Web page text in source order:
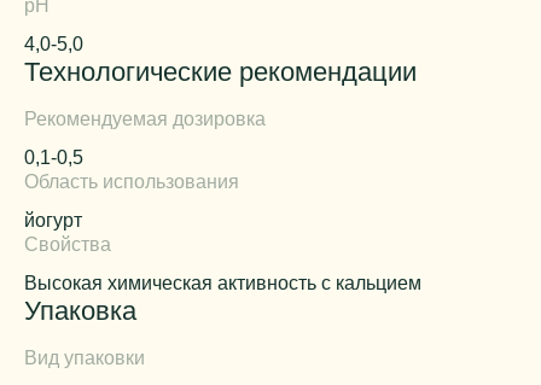
pH
4,0-5,0
Технологические рекомендации
Рекомендуемая дозировка
0,1-0,5
Область использования
йогурт
Свойства
Высокая химическая активность с кальцием
Упаковка
Вид упаковки